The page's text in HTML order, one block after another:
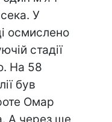
У
осмислено
стадії
На 58
був
Омар